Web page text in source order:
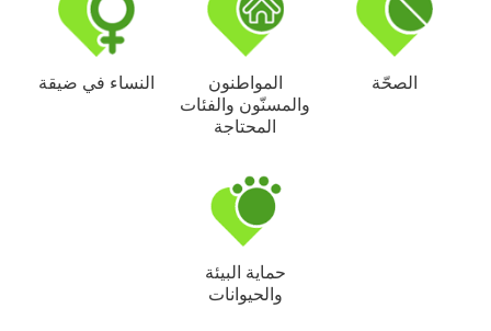
الصحّة
المواطنون
والمسنّون والفئات
المحتاجة
النساء في ضيقة
حماية البيئة
والحيوانات